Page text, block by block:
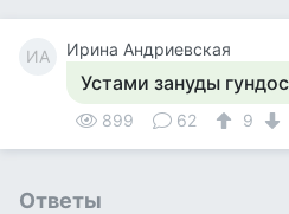
ИА Ирина Андриевская
Устами зануды
899 62 9
Ответы